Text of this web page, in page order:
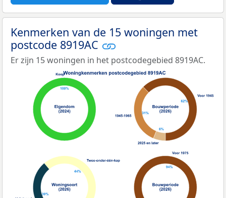
Kenmerken van de 15 woningen met
postcode 8919AC
Er zijn 15 woningen in het postcodegebied 8919AC.